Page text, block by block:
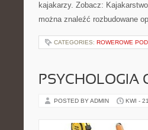
kajakarzy. Zobacz:
można znaleźć rozbudowane
CATEGORIES: ROWEROWE
PSYCHOLOGIA
POSTED BY ADMIN KWI -